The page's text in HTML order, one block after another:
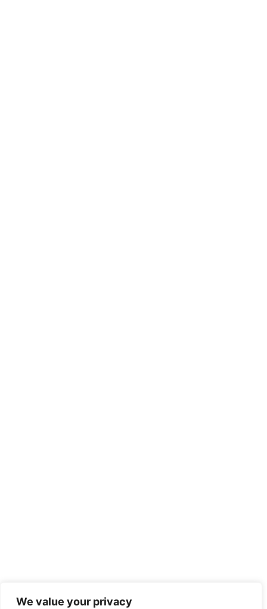
We value your privacy